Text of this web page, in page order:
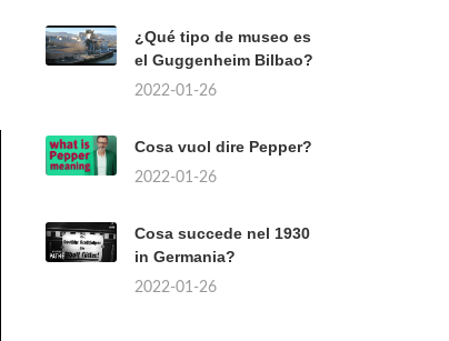
¿Qué tipo de museo es
el Guggenheim Bilbao?
2022-01-26
Cosa vuol dire Pepper?
2022-01-26
Cosa succede nel 1930
in Germania?
2022-01-26